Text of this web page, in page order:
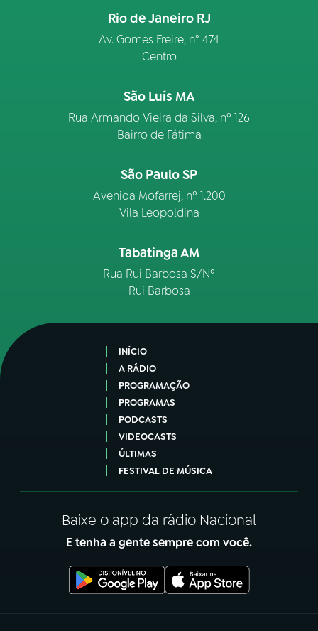
Rio de Janeiro RJ
Av. Gomes Freire, n° 474
Centro
São Luís MA
Rua Armando Vieira da Silva, nº 126
Bairro de Fátima
São Paulo SP
Avenida Mofarrej, nº 1.200
Vila Leopoldina
Tabatinga AM
Rua Rui Barbosa S/Nº
Rui Barbosa
INÍCIO
A RÁDIO
PROGRAMAÇÃO
PROGRAMAS
PODCASTS
VIDEOCASTS
ÚLTIMAS
FESTIVAL DE MÚSICA
Baixe o app da rádio Nacional
E tenha a gente sempre com você.